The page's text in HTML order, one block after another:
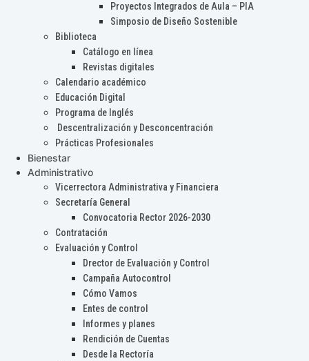
Proyectos Integrados de Aula – PIA
Simposio de Diseño Sostenible
Biblioteca
Catálogo en línea
Revistas digitales
Calendario académico
Educación Digital
Programa de Inglés
Descentralización y Desconcentración
Prácticas Profesionales
Bienestar
Administrativo
Vicerrectora Administrativa y Financiera
Secretaría General
Convocatoria Rector 2026-2030
Contratación
Evaluación y Control
Drector de Evaluación y Control
Campaña Autocontrol
Cómo Vamos
Entes de control
Informes y planes
Rendición de Cuentas
Desde la Rectoría